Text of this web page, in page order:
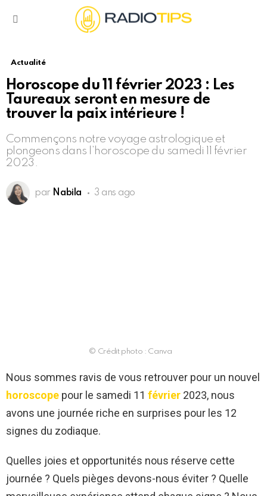
Actualité
Horoscope du 11 février 2023 : Les
Taureaux seront en mesure de
trouver la paix intérieure !
Commençons notre voyage astrologique et
plongeons dans l’horoscope du samedi 11 février
2023.
par Nabila 3 ans ago
© Crédit photo : Canva
Nous sommes ravis de vous retrouver pour un nouvel
horoscope pour le samedi 11 février 2023, nous
avons une journée riche en surprises pour les 12
signes du zodiaque.
Quelles joies et opportunités nous réserve cette
journée ? Quels pièges devons-nous éviter ? Quelle